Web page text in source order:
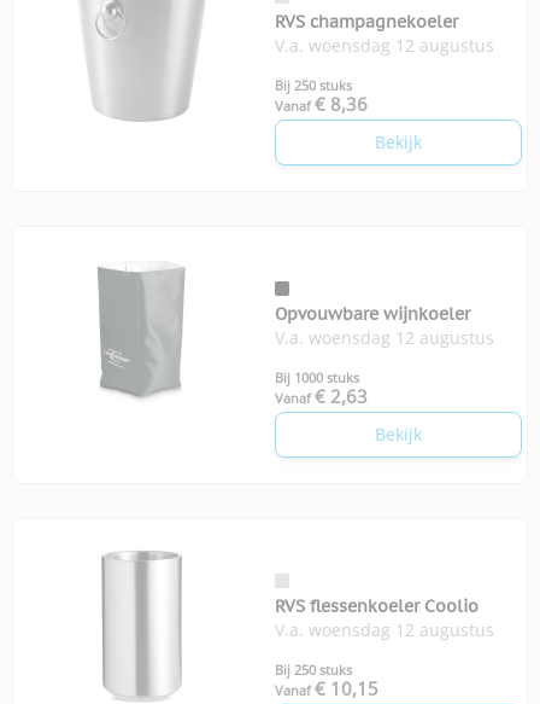
RVS champagnekoeler
V.a. woensdag 12 augustus
Bij 250 stuks
Vanaf € 8,36
Bekijk
Opvouwbare wijnkoeler
V.a. woensdag 12 augustus
Bij 1000 stuks
Vanaf € 2,63
Bekijk
RVS flessenkoeler Coolio
V.a. woensdag 12 augustus
Bij 250 stuks
Vanaf € 10,15